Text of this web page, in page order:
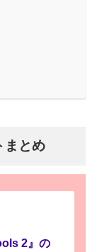
まとめ
2』の